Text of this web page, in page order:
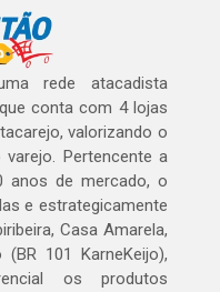
rede atacadista
conta com 4 lojas
valorizando o
Pertencente a
anos de mercado, o
e estrategicamente
Casa Amarela,
101 KarneKeijo),
os produtos